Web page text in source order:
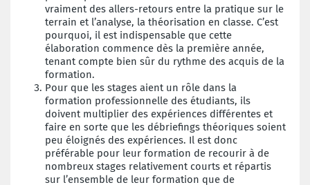
vraiment des allers-retours entre la pratique sur le
terrain et l’analyse, la théorisation en classe. C’est
pourquoi, il est indispensable que cette
élaboration commence dès la première année,
tenant compte bien sûr du rythme des acquis de la
formation.
Pour que les stages aient un rôle dans la
formation professionnelle des étudiants, ils
doivent multiplier des expériences différentes et
faire en sorte que les débriefings théoriques soient
peu éloignés des expériences. Il est donc
préférable pour leur formation de recourir à de
nombreux stages relativement courts et répartis
sur l’ensemble de leur formation que de